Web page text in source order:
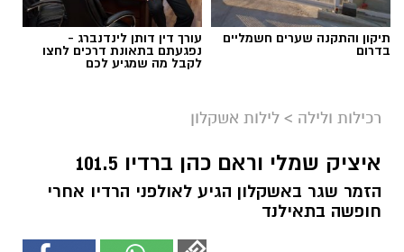
תיקון והתקנה שערים חשמליים
בדרום
עורך דין דותן לינדנברג -
נפגעתם בתאונת דרכים לחצו
לקבל מה שמגיע לכם
רכילות ולילה > לילות אשקלון
איציק שמלי וראם כהן ברדיו 101.5
הזמר שגר באשקלון הגיע לאולפני הרדיו אחרי
חופשה בתאילנד